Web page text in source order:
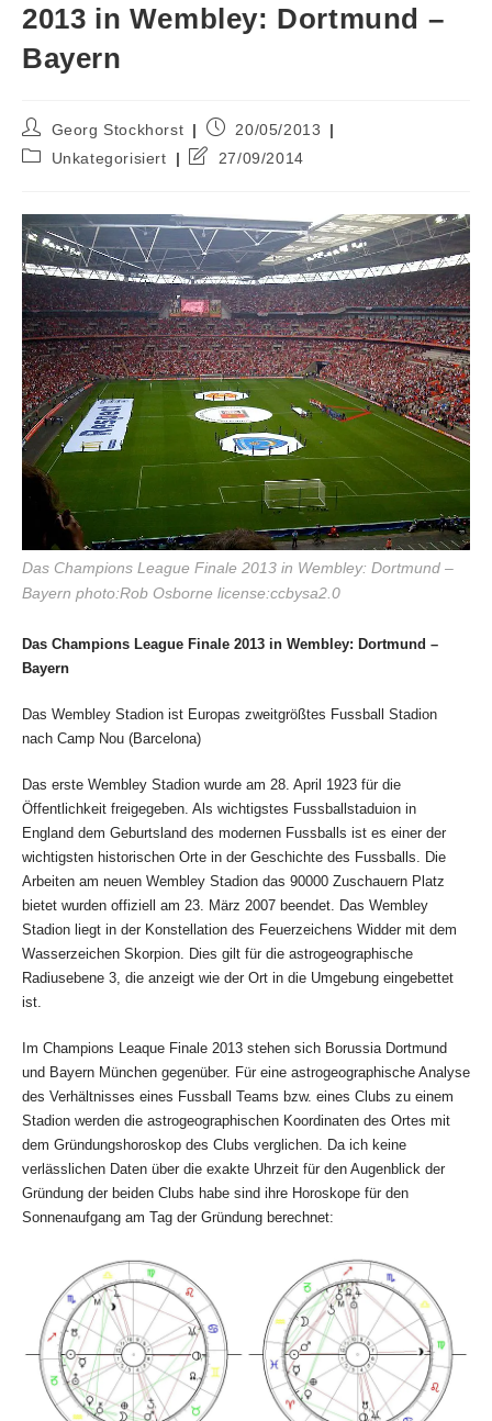
2013 in Wembley: Dortmund –
Bayern
Beitrags-
Autor:
Georg Stockhorst
Beitrag
veröffentlicht:
20/05/2013
Beitrags-Unkategorisiert
Beitrag
am:
27/09/2014
Das Champions League Finale 2013 in Wembley: Dortmund –
Bayern photo:Rob Osborne license:ccbysa2.0
Das Champions League Finale 2013 in Wembley: Dortmund –
Bayern
Das Wembley Stadion ist Europas zweitgrößtes Fussball Stadion
nach Camp Nou (Barcelona)
Das erste Wembley Stadion wurde am 28. April 1923 für die
Öffentlichkeit freigegeben. Als wichtigstes Fussballstaduion in
England dem Geburtsland des modernen Fussballs ist es einer der
wichtigsten historischen Orte in der Geschichte des Fussballs. Die
Arbeiten am neuen Wembley Stadion das 90000 Zuschauern Platz
bietet wurden offiziell am 23. März 2007 beendet. Das Wembley
Stadion liegt in der Konstellation des Feuerzeichens Widder mit dem
Wasserzeichen Skorpion. Dies gilt für die astrogeographische
Radiusebene 3, die anzeigt wie der Ort in die Umgebung eingebettet
ist.
Im Champions Leaque Finale 2013 stehen sich Borussia Dortmund
und Bayern München gegenüber. Für eine astrogeographische Analyse
des Verhältnisses eines Fussball Teams bzw. eines Clubs zu einem
Stadion werden die astrogeographischen Koordinaten des Ortes mit
dem Gründungshoroskop des Clubs verglichen. Da ich keine
verlässlichen Daten über die exakte Uhrzeit für den Augenblick der
Gründung der beiden Clubs habe sind ihre Horoskope für den
Sonnenaufgang am Tag der Gründung berechnet: